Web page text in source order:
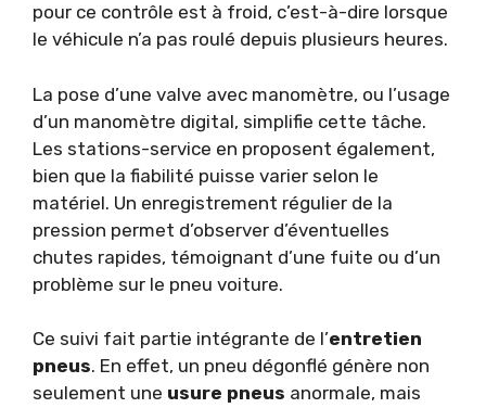
pour ce contrôle est à froid, c’est-à-dire lorsque
le véhicule n’a pas roulé depuis plusieurs heures.
La pose d’une valve avec manomètre, ou l’usage
d’un manomètre digital, simplifie cette tâche.
Les stations-service en proposent également,
bien que la fiabilité puisse varier selon le
matériel. Un enregistrement régulier de la
pression permet d’observer d’éventuelles
chutes rapides, témoignant d’une fuite ou d’un
problème sur le pneu voiture.
Ce suivi fait partie intégrante de l’entretien
pneus. En effet, un pneu dégonflé génère non
seulement une usure pneus anormale, mais